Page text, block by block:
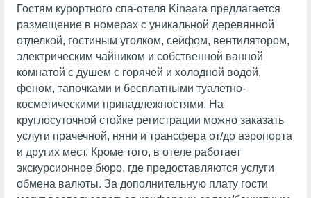
Гостям курортного спа-отеля Kinaara предлагается
размещение в номерах с уникальной деревянной
отделкой, гостиным уголком, сейфом, вентилятором,
электрическим чайником и собственной ванной
комнатой с душем с горячей и холодной водой,
феном, тапочками и бесплатными туалетно-
косметическими принадлежностями. На
круглосуточной стойке регистрации можно заказать
услуги прачечной, няни и трансфера от/до аэропорта
и других мест. Кроме того, в отеле работает
экскурсионное бюро, где предоставляются услуги
обмена валюты. За дополнительную плату гости